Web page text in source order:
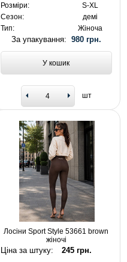
Розміри:
S-XL
Сезон:
демі
Тип:
Жіноча
За упакування: 980 грн.
У кошик
шт
Лосіни Sport Style 53661 brown
жіночі
Ціна за штуку: 245 грн.